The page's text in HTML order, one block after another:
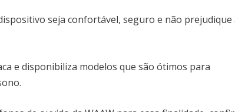
seja confortável, seguro e não prejudique
e disponibiliza modelos que são ótimos para